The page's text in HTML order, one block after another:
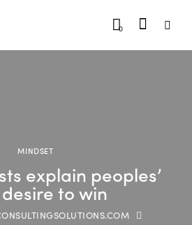
0
MINDSET
explain peoples’
to win